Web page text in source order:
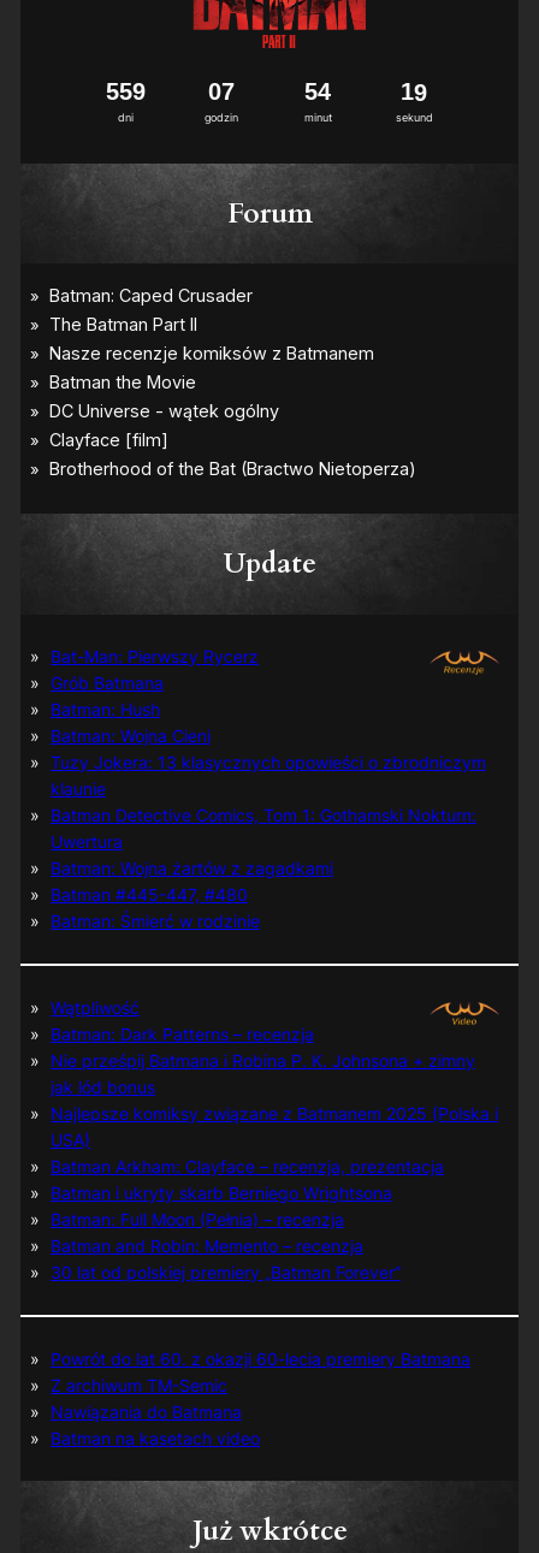
dni
559
godzin
07
minut
54
sekund
18
Forum
Update
Bat-Man: Pierwszy Rycerz
Grób Batmana
Batman: Hush
Batman: Wojna Cieni
Tuzy Jokera: 13 klasycznych opowieści o zbrodniczym
klaunie
Batman Detective Comics, Tom 1: Gothamski Nokturn:
Uwertura
Batman: Wojna żartów z zagadkami
Batman #445-447, #480
Batman: Śmierć w rodzinie
Wątpliwość
Batman: Dark Patterns – recenzja
Nie prześpij Batmana i Robina P. K. Johnsona + zimny
jak lód bonus
Najlepsze komiksy związane z Batmanem 2025 (Polska i
USA)
Batman Arkham: Clayface – recenzja, prezentacja
Batman i ukryty skarb Berniego Wrightsona
Batman: Full Moon (Pełnia) – recenzja
Batman and Robin: Memento – recenzja
30 lat od polskiej premiery „Batman Forever”
Powrót do lat 60. z okazji 60-lecia premiery Batmana
Z archiwum TM-Semic
Nawiązania do Batmana
Batman na kasetach video
Już wkrótce